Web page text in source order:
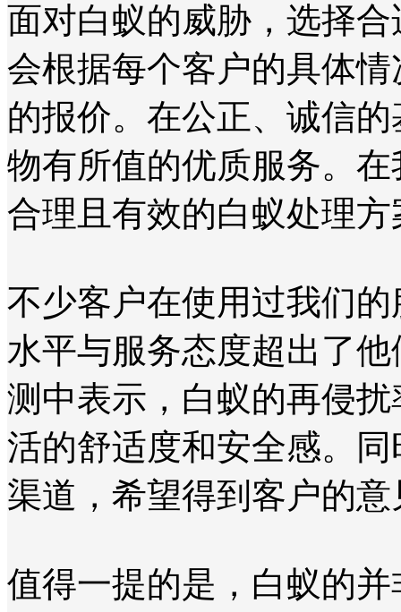
面对白蚁的威胁，选择
会根据每个客户的具体
的报价。在公正、诚信
物有所值的优质服务。
合理且有效的白蚁处理
不少客户在使用过我们
水平与服务态度超出了
测中表示，白蚁的再侵
活的舒适度和安全感。
渠道，希望得到客户的
值得一提的是，白蚁的